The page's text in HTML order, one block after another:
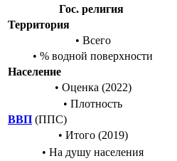
Гос. религия
Территория
• Всего
• % водной поверхности
Население
• Оценка (2022)
• Плотность
ВВП (ППС)
• Итого (2019)
• На душу населения